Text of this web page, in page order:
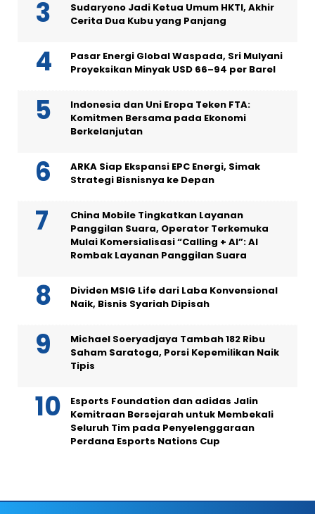
Sudaryono Jadi Ketua Umum HKTI, Akhir
Cerita Dua Kubu yang Panjang
Pasar Energi Global Waspada, Sri Mulyani
Proyeksikan Minyak USD 66–94 per Barel
Indonesia dan Uni Eropa Teken FTA:
Komitmen Bersama pada Ekonomi
Berkelanjutan
ARKA Siap Ekspansi EPC Energi, Simak
Strategi Bisnisnya ke Depan
China Mobile Tingkatkan Layanan
Panggilan Suara, Operator Terkemuka
Mulai Komersialisasi “Calling + AI”: AI
Rombak Layanan Panggilan Suara
Dividen MSIG Life dari Laba Konvensional
Naik, Bisnis Syariah Dipisah
Michael Soeryadjaya Tambah 182 Ribu
Saham Saratoga, Porsi Kepemilikan Naik
Tipis
Esports Foundation dan adidas Jalin
Kemitraan Bersejarah untuk Membekali
Seluruh Tim pada Penyelenggaraan
Perdana Esports Nations Cup